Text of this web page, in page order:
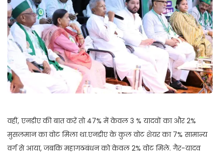
वहीं, एनडीए की बात करें तो 47% में केवल 3 % यादवों का और 2%
मुसलमान का वोट मिला था.एनडीए के कुल वोट शेयर का 7% सामान्य
वर्ग से आया, जबकि महागठबंधन को केवल 2% वोट मिले. गैर-यादव